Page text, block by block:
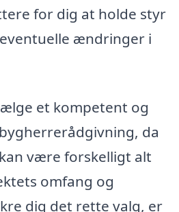
for dig at holde styr
ændringer i
et kompetent og
da
være forskelligt alt
omfang og
dig det rette valg, er